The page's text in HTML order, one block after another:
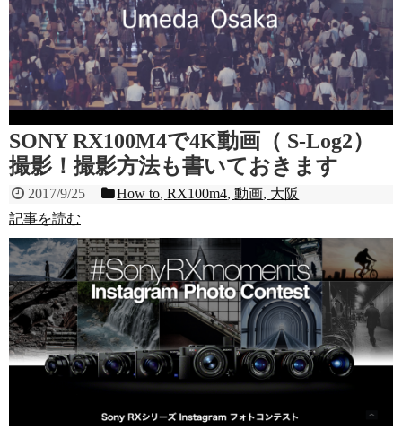
SONY RX100M4で4K動画（ S-Log2）
撮影！撮影方法も書いておきます
2017/9/25 How to,RX100m4,動画, 大阪
記事を読む